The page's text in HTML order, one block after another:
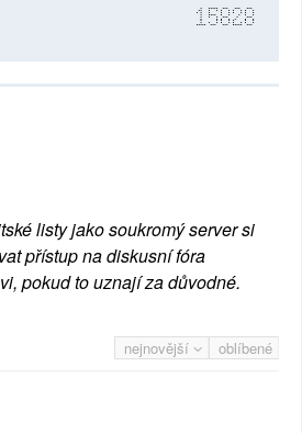
15828
listy jako soukromý server si
přístup na diskusní fóra
pokud to uznají za důvodné.
nejnovější oblíbené